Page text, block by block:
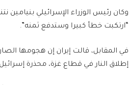
وكان رئيس الوزراء الإسرائيلي بنيامين
“ارتكبت خطأ كبيرا وستدفع ثمنه”.
في المقابل، قالت إيران إن هجومها
إطلاق النار في قطاع غزة، محذرة